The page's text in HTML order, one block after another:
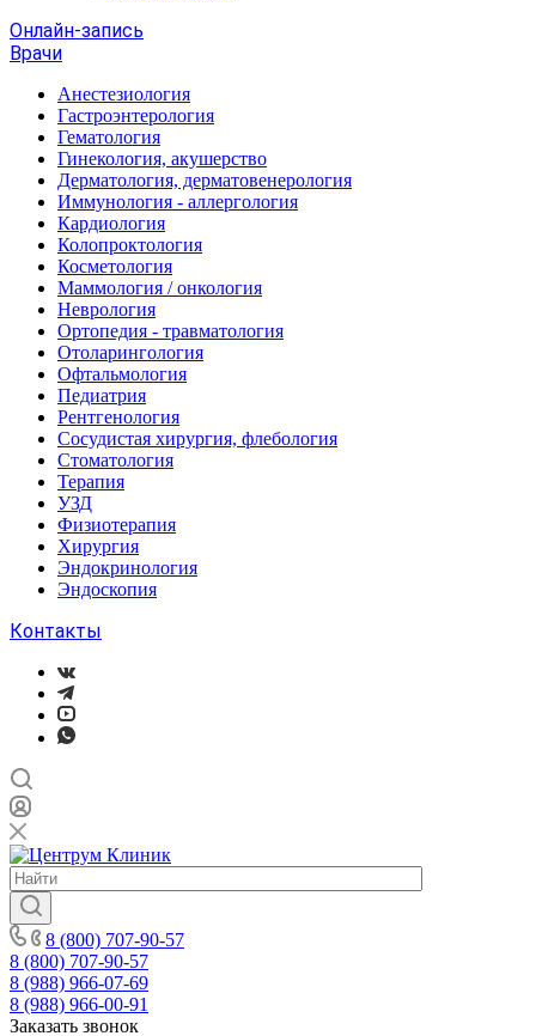
Онлайн-запись
Врачи
Анестезиология
Гастроэнтерология
Гематология
Гинекология, акушерство
Дерматология, дерматовенерология
Иммунология - аллергология
Кардиология
Колопроктология
Косметология
Маммология / онкология
Неврология
Ортопедия - травматология
Отоларингология
Офтальмология
Педиатрия
Рентгенология
Сосудистая хирургия, флебология
Стоматология
Терапия
УЗД
Физиотерапия
Хирургия
Эндокринология
Эндоскопия
Контакты
8 (800) 707-90-57
8 (800) 707-90-57
8 (988) 966-07-69
8 (988) 966-00-91
Заказать звонок